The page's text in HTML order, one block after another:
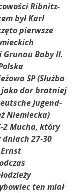
Ribnitz-
był Karl
pierwsze
Grunau Baby II.
SP (Służba
jako dar bratniej
Jugend-
Niemiecka)
2 Mucha, który
27-30
ten miał